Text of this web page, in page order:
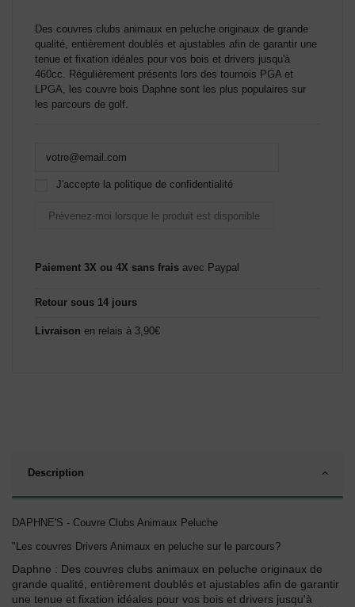
Des couvres clubs animaux en peluche originaux de grande
qualité, entièrement doublés et ajustables afin de garantir une
tenue et fixation idéales pour vos bois et drivers jusqu'à
460cc. Régulièrement présents lors des tournois PGA et
LPGA, les couvre bois Daphne sont les plus populaires sur
les parcours de golf.
J'accepte la politique de confidentialité
Paiement 3X ou 4X sans frais avec Paypal
Retour sous 14 jours
Livraison en relais à 3,90€
Description
DAPHNE'S - Couvre Clubs Animaux Peluche
"Les couvres Drivers Animaux en peluche sur le parcours?
Daphne : Des couvres clubs animaux en peluche originaux de
grande qualité, entièrement doublés et ajustables afin de garantir
une tenue et fixation idéales pour vos bois et drivers jusqu'à